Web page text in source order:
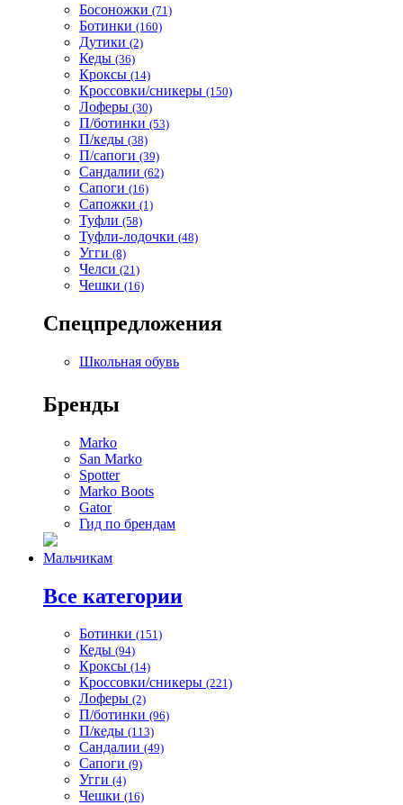
Босоножки (71)
Ботинки (160)
Дутики (2)
Кеды (36)
Кроксы (14)
Кроссовки/сникеры (150)
Лоферы (30)
П/ботинки (53)
П/кеды (38)
П/сапоги (39)
Сандалии (62)
Сапоги (16)
Сапожки (1)
Туфли (58)
Туфли-лодочки (48)
Угги (8)
Челси (21)
Чешки (16)
Спецпредложения
Школьная обувь
Бренды
Marko
San Marko
Spotter
Marko Boots
Gator
Гид по брендам
Мальчикам
Все категории
Ботинки (151)
Кеды (94)
Кроксы (14)
Кроссовки/сникеры (221)
Лоферы (2)
П/ботинки (96)
П/кеды (113)
Сандалии (49)
Сапоги (9)
Угги (4)
Чешки (16)